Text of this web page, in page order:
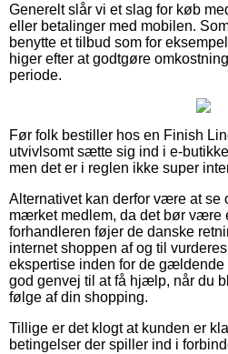
Generelt slår vi et slag for køb
eller betalinger med mobilen.
benytte et tilbud som for
higer efter at godtgøre
periode.
Før folk bestiller hos en Finish
utvivlsomt sætte sig ind i e-
men det er i reglen ikke super
Alternativet kan derfor være at se
mærket medlem, da det bør være
forhandleren føjer de danske
internet shoppen af og til
ekspertise inden for de gældende
god genvej til at få hjælp, når du
følge af din shopping.
Tillige er det klogt at kunden er
betingelser der spiller ind i